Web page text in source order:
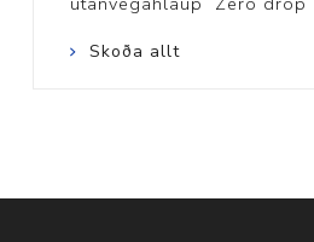
Skoða allt